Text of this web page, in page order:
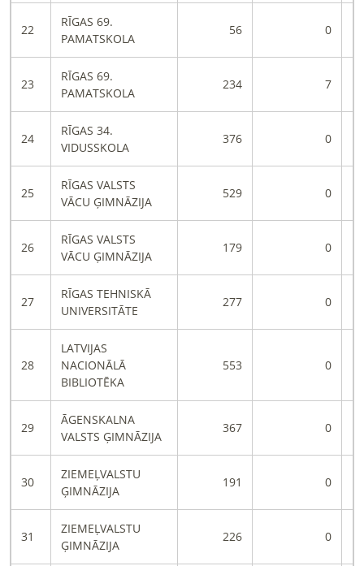
22
RĪGAS 69.
PAMATSKOLA
56 0
23
RĪGAS 69.
PAMATSKOLA
234 7
24
RĪGAS 34.
VIDUSSKOLA
376 0
25
RĪGAS VALSTS
VĀCU ĢIMNĀZIJA
529 0
26
RĪGAS VALSTS
VĀCU ĢIMNĀZIJA
179 0
27
RĪGAS TEHNISKĀ
UNIVERSITĀTE
277 0
28
LATVIJAS
NACIONĀLĀ
BIBLIOTĒKA
553 0
29
ĀGENSKALNA
VALSTS ĢIMNĀZIJA
367 0
30
ZIEMEĻVALSTU
ĢIMNĀZIJA
191 0
31
ZIEMEĻVALSTU
ĢIMNĀZIJA
226 0